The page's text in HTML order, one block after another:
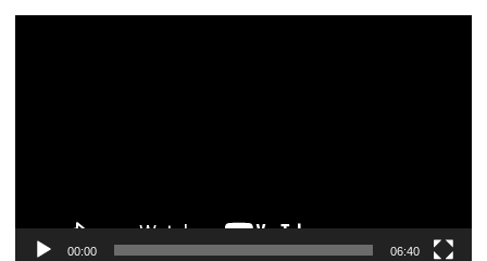
00:00 06:40